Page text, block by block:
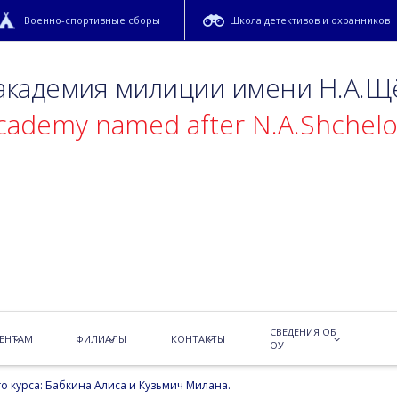
Военно-спортивные сборы Школа детективов и охранников
милиции имени
named after
ФИЛИАЛЫ КОНТАКТЫ
СВЕДЕНИЯ ОБ
ОУ
курса: Бабкина Алиса и Кузьмич Милана.